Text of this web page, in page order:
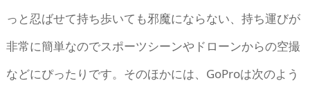
っと忍ばせて持ち歩いても邪魔にならない、持ち運びが
非常に簡単なのでスポーツシーンやドローンからの空撮
などにぴったりです。そのほかには、GoProは次のよう